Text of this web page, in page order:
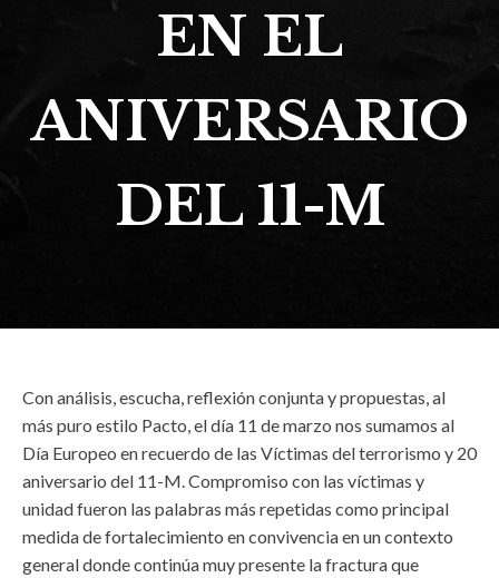
EN EL
ANIVERSARIO
DEL 11-M
Con análisis, escucha, reflexión conjunta y propuestas, al
más puro estilo Pacto, el día 11 de marzo nos sumamos al
Día Europeo en recuerdo de las Víctimas del terrorismo y 20
aniversario del 11-M. Compromiso con las víctimas y
unidad fueron las palabras más repetidas como principal
medida de fortalecimiento en convivencia en un contexto
general donde continúa muy presente la fractura que